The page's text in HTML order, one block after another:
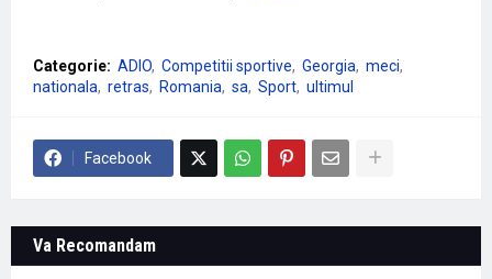
Categorie: ADIO Competitii sportive Georgia meci
nationala retras Romania sa Sport ultimul
Facebook
Va Recomandam